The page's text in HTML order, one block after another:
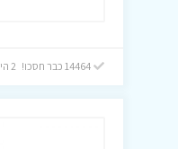
14464 כבר חסכו! 2 היום